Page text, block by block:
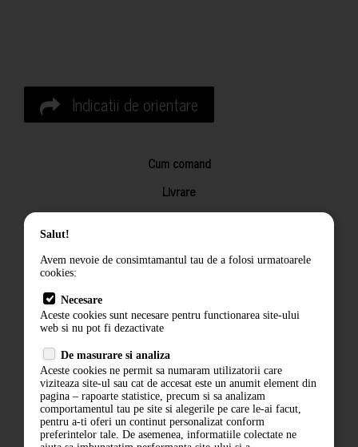
Indicatii de orientare
Cum comand
Livrare
Returnarea produselor
Termeni si conditii
Politica de confidentialitate
ANPC
Salut!
Avem nevoie de consimtamantul tau de a folosi urmatoarele
cookies:
Necesare
Aceste cookies sunt necesare pentru functionarea site-ului
web si nu pot fi dezactivate
De masurare si analiza
Aceste cookies ne permit sa numaram utilizatorii care
viziteaza site-ul sau cat de accesat este un anumit element din
pagina – rapoarte statistice, precum si sa analizam
comportamentul tau pe site si alegerile pe care le-ai facut,
pentru a-ti oferi un continut personalizat conform
preferintelor tale. De asemenea, informatiile colectate ne